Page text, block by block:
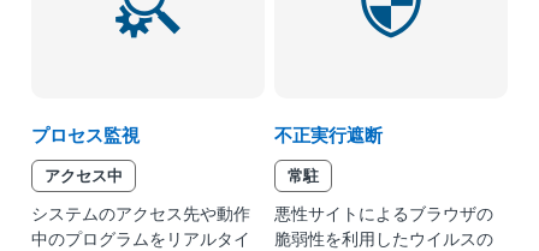
プロセス監視
アクセス中
システムのアクセス先や動作
中のプログラムをリアルタイ
不正実行遮断
常駐
悪性サイトによるブラウザの
脆弱性を利用したウイルスの